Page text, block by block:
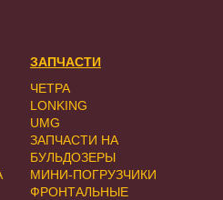
ЗАПЧАСТИ
ЧЕТРА
LONKING
UMG
ЗАПЧАСТИ НА
БУЛЬДОЗЕРЫ
МИНИ-ПОГРУЗЧИКИ
ФРОНТАЛЬНЫЕ